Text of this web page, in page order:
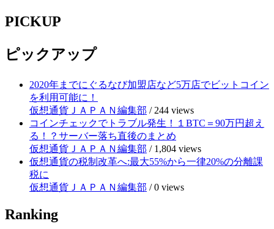
PICKUP
ピックアップ
2020年までにぐるなび加盟店など5万店でビットコイン
を利用可能に！
仮想通貨ＪＡＰＡＮ編集部 / 244 views
コインチェックでトラブル発生！１BTC＝90万円超え
る！？サーバー落ち直後のまとめ
仮想通貨ＪＡＰＡＮ編集部 / 1,804 views
仮想通貨の税制改革へ:最大55%から一律20%の分離課
税に
仮想通貨ＪＡＰＡＮ編集部 /0 views
Ranking